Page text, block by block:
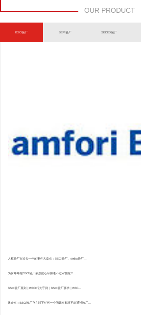
OUR PRODUCT
BSCI验厂 BEPI验厂 SEDEX验厂
人权验厂在过去一年的事件大盘点：BSCI验厂、sedex验厂...
为何年年做BSCI验厂依然提心吊胆通不过审核呢？...
BSCI验厂原则｜BSCI行为守则｜BSCI验厂要求｜BSC...
致命点：BSCI验厂存在以下任何一个问题点都将不能通过验厂...